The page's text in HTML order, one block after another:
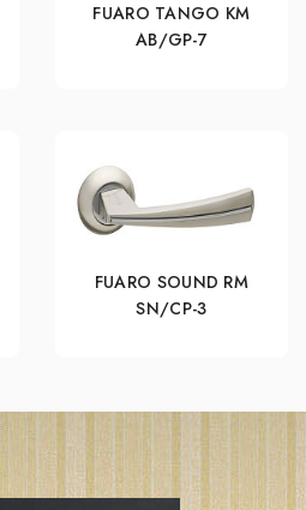
FUARO TANGO KM
AB/GP-7
FUARO SOUND RM
SN/CP-3